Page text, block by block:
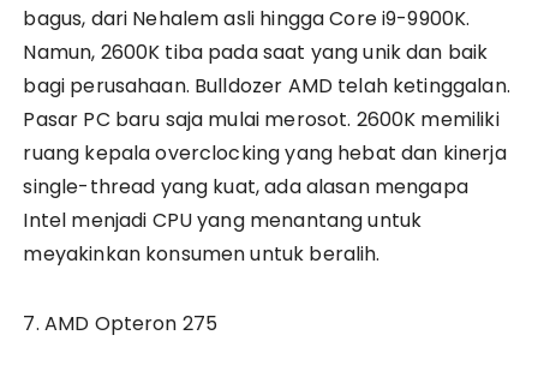
bagus, dari Nehalem asli hingga Core i9-9900K.
Namun, 2600K tiba pada saat yang unik dan baik
bagi perusahaan. Bulldozer AMD telah ketinggalan.
Pasar PC baru saja mulai merosot. 2600K memiliki
ruang kepala overclocking yang hebat dan kinerja
single-thread yang kuat, ada alasan mengapa
Intel menjadi CPU yang menantang untuk
meyakinkan konsumen untuk beralih.
7. AMD Opteron 275